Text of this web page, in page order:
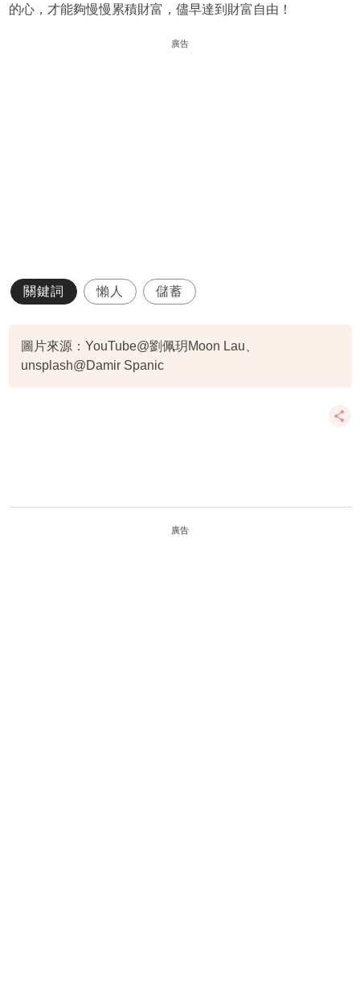
的心，才能夠慢慢累積財富，儘早達到財富自由！
廣告
關鍵詞 懶人 儲蓄
圖片來源：YouTube@劉佩玥Moon Lau、
unsplash@Damir Spanic
廣告